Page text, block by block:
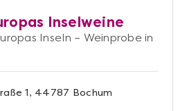
Inselweine
Inseln – Weinprobe in
1, 44787 Bochum